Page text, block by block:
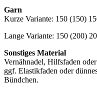
Garn
Kurze Variante: 150 (150)
Lange Variante: 150 (200)
Sonstiges Material
Vernähnadel, Hilfsfaden
ggf. Elastikfaden oder
Bündchen.